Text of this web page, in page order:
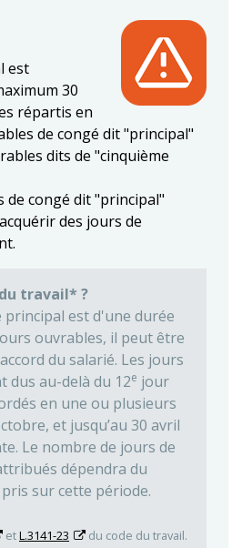
est
30
répartis en
de congé dit "principal"
dits de "cinquième
de congé dit "principal"
des jours de
travail* ?
principal est d'une durée
ouvrables, il peut être
du salarié. Les jours
dus au-delà du 12e jour
en une ou plusieurs
et jusqu’au 30 avril
Le nombre de jours de
dépendra du
sur cette période.
etL.3141-23 du code du travail.